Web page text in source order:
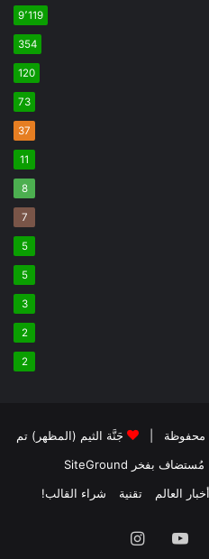
9٬119
354
120
73
37
11
8
7
5
5
3
2
2
جَنَّة الثيم (المظهر) تم
| مُستضاف بفخر SiteGround
أخبار العالم تقنية شراء القالب!
تويتر يوتيوب